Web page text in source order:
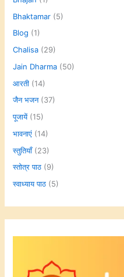
Bhaktamar (5)
Blog (1)
Chalisa (29)
Jain Dharma (50)
आरती (14)
जैन भजन(37)
पूजायें(15)
भावनाएं (14)
स्तुतियाँ(23)
स्तोत्र पाठ (9)
स्वाध्याय पाठ (5)